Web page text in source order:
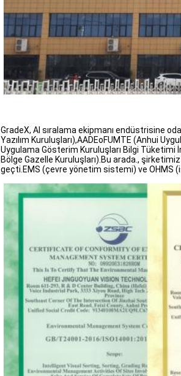
GradeX, AI sıralama ekipmanı endüstrisine
Yazılım Kuruluşları),AADEoFUMTE (Anhui
Uygulama Gösterim Kuruluşları Bilgi Tüketimi
Bölge Gazelle Kuruluşları).Bu arada.,
geçti.EMS (çevre yönetim sistemi) ve OHMS